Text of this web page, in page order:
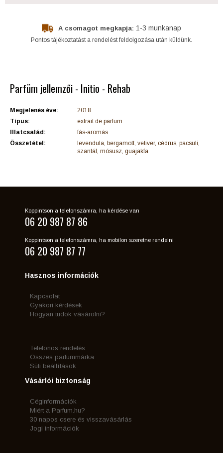
A csomagot megkapja: 1-3 munkanap
Pontos tájékoztatást a rendelést feldolgozása után küldünk.
Parfüm jellemzői - Initio - Rehab
Megjelenés éve:
2018
Típus:
extrait de parfum
Illatcsalád:
fás-aromás
Összetétel:
levendula, bergamott, vetiver, cédrus, pacsuli,
szantál, mósusz, guajakfa
Koppintson a telefonszámra, ha kérdése van
06 20 987 87 86
Koppintson a telefonszámra, ha mobilon szeretne rendelni
06 20 987 87 77
Hasznos információk
Kapcsolat
Gyakori kérdések
Hogyan tudok vásárolni?
Telefonos rendelés
Összes parfummárka
Süti beállítások
Vásárlói biztonság
Céginformációk
Miért a Parfum.hu?
30 napos csere és visszavásárlás
Jogi információk